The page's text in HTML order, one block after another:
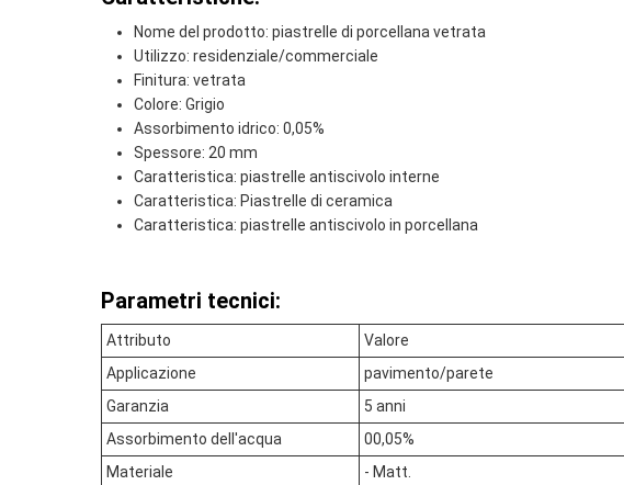
Nome del prodotto: piastrelle di porcellana vetrata
Utilizzo: residenziale/commerciale
Finitura: vetrata
Colore: Grigio
Assorbimento idrico: 0,05%
Spessore: 20 mm
Caratteristica: piastrelle antiscivolo interne
Caratteristica: Piastrelle di ceramica
Caratteristica: piastrelle antiscivolo in porcellana
Parametri tecnici:
Attributo
Valore
Applicazione
pavimento/parete
Garanzia
5 anni
Assorbimento dell'acqua
00,05%
Materiale
- Matt.